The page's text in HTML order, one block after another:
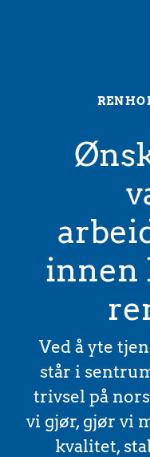
innen
Ved å yte
står i
trivsel på
vi gjør, gjør vi
kvalitet,